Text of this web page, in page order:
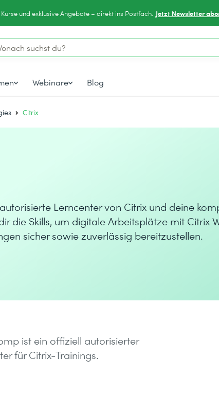
Kurse und exklusive Angebote – direkt ins Postfach. Jetzt Newsletter
Webinare Blog
Citrix
Lerncenter von Citrix und deine
die Skills, um digitale Arbeitsplätze mit Citrix
sicher sowie zuverlässig bereitzustellen.
ist ein offiziell autorisierter
für Citrix-Trainings.